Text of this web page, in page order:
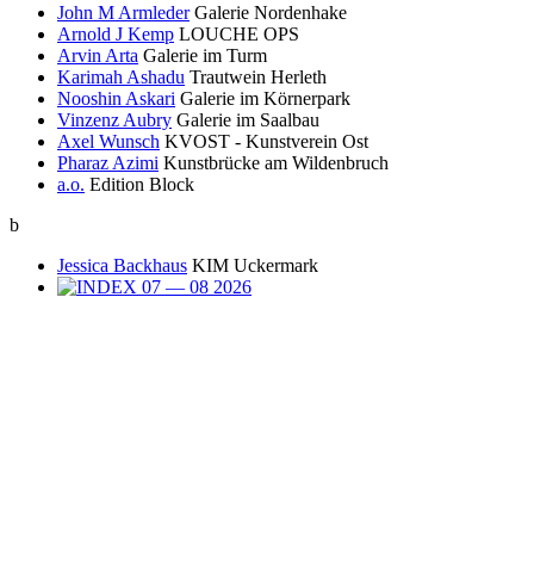
John M Armleder Galerie Nordenhake
Arnold J Kemp LOUCHE OPS
Arvin Arta Galerie im Turm
Karimah Ashadu Trautwein Herleth
Nooshin Askari Galerie im Körnerpark
Vinzenz Aubry Galerie im Saalbau
Axel Wunsch KVOST - Kunstverein Ost
Pharaz Azimi Kunstbrücke am Wildenbruch
a.o. Edition Block
b
Jessica Backhaus KIM Uckermark